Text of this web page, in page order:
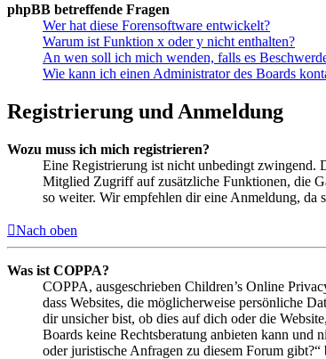
phpBB betreffende Fragen
Wer hat diese Forensoftware entwickelt?
Warum ist Funktion x oder y nicht enthalten?
An wen soll ich mich wenden, falls es
Wie kann ich einen Administrator des Boards
Registrierung und Anmeldung
Wozu muss ich mich registrieren?
Eine Registrierung ist nicht unbedingt zwingend.
Mitglied Zugriff auf zusätzliche Funktionen, die
so weiter. Wir empfehlen dir eine Anmeldung, da
Nach oben
Was ist COPPA?
COPPA, ausgeschrieben Children’s Online
dass Websites, die möglicherweise persönliche
dir unsicher bist, ob dies auf dich oder die
Boards keine Rechtsberatung anbieten kann und
oder juristische Anfragen zu diesem Forum gibt?“